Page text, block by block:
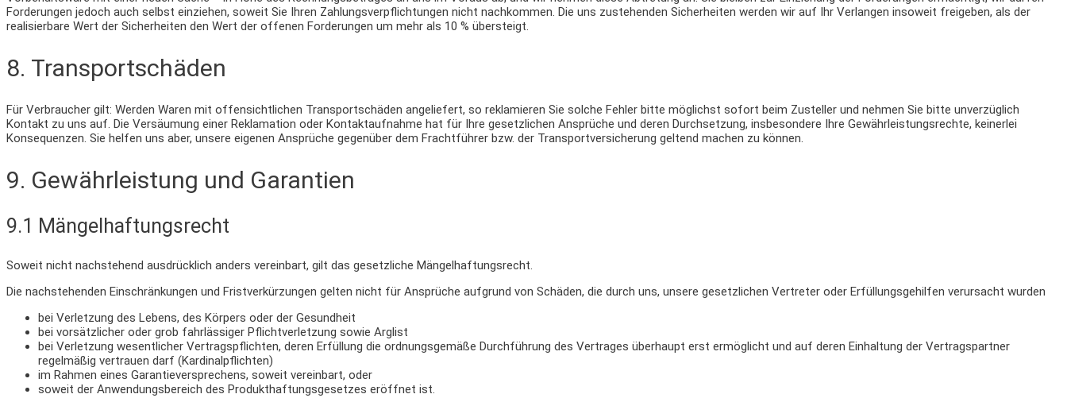
Forderungen jedoch auch selbst einziehen, soweit Sie Ihren Zahlungsverpflichtungen nicht nachkommen. Die uns zustehenden Sicherheiten werden wir auf Ihr Verlangen insoweit freigeben, als der
realisierbare Wert der Sicherheiten den Wert der offenen Forderungen um mehr als 10 % übersteigt.
8. Transportschäden​​​​​​​
Für Verbraucher gilt: Werden Waren mit offensichtlichen Transportschäden angeliefert, so reklamieren Sie solche Fehler bitte möglichst sofort beim Zusteller und nehmen Sie bitte unverzüglich
Kontakt zu uns auf. Die Versäumung einer Reklamation oder Kontaktaufnahme hat für Ihre gesetzlichen Ansprüche und deren Durchsetzung, insbesondere Ihre Gewährleistungsrechte, keinerlei
Konsequenzen. Sie helfen uns aber, unsere eigenen Ansprüche gegenüber dem Frachtführer bzw. der Transportversicherung geltend machen zu können.
9. Gewährleistung und Garantien​​​​​​​
9.1 Mängelhaftungsrecht
Soweit nicht nachstehend ausdrücklich anders vereinbart, gilt das gesetzliche Mängelhaftungsrecht.
Die nachstehenden Einschränkungen und Fristverkürzungen gelten nicht für Ansprüche aufgrund von Schäden, die durch uns, unsere gesetzlichen Vertreter oder Erfüllungsgehilfen verursacht wurden
bei Verletzung des Lebens, des Körpers oder der Gesundheit
bei vorsätzlicher oder grob fahrlässiger Pflichtverletzung sowie Arglist
bei Verletzung wesentlicher Vertragspflichten, deren Erfüllung die ordnungsgemäße Durchführung des Vertrages überhaupt erst ermöglicht und auf deren Einhaltung der Vertragspartner
regelmäßig vertrauen darf (Kardinalpflichten)
im Rahmen eines Garantieversprechens, soweit vereinbart, oder
soweit der Anwendungsbereich des Produkthaftungsgesetzes eröffnet ist.